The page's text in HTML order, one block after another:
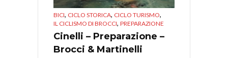
BICI, CICLO STORICA, CICLO TURISMO,
IL CICLISMO DI BROCCI, PREPARAZIONE
Cinelli – Preparazione –
Brocci & Martinelli